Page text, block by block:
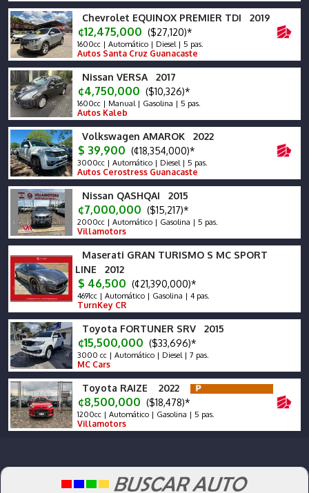
Chevrolet EQUINOX PREMIER TDI 2019
¢12,475,000 ($27,120)*
1600cc | Automático | Diesel | 5 pas.
Autos Santa Cruz Guanacaste
Nissan VERSA 2017
¢4,750,000 ($10,326)*
1600cc | Manual | Gasolina | 5 pas.
Autos Kaleb
Volkswagen AMAROK 2022
$ 39,900 (¢18,354,000)*
3000cc | Automático | Diesel | 5 pas.
Autos Cerostress Guanacaste
Nissan QASHQAI 2015
¢7,000,000 ($15,217)*
2000cc | Automático | Gasolina | 5 pas.
Villamotors
Maserati GRAN TURISMO S MC SPORT
LINE 2012
$ 46,500 (¢21,390,000)*
4691cc | Automático | Gasolina | 4 pas.
TurnKey CR
Toyota FORTUNER SRV 2015
¢15,500,000 ($33,696)*
3000 cc | Automático | Diesel | 7 pas.
MC Cars
Toyota RAIZE 2022
¢8,500,000 ($18,478)*
1200cc | Automático | Gasolina | 5 pas.
Villamotors